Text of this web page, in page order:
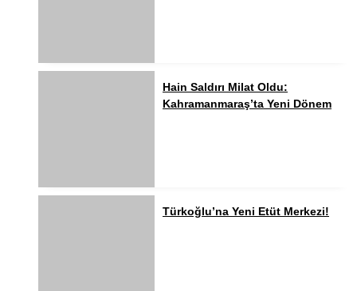
Hain Saldırı Milat Oldu:
Kahramanmaraş’ta Yeni Dönem
Türkoğlu’na Yeni Etüt Merkezi!